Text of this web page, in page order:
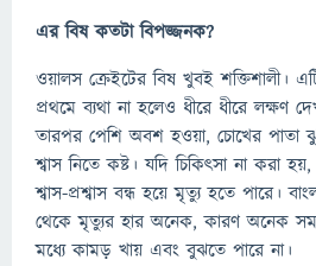
এর বিষ কতটা বিপজ্জনক?
ওয়ালস ক্রেইটের বিষ খুবই শক্তিশালী।
প্রথমে ব্যথা না হলেও ধীরে ধীরে লক্ষণ
তারপর পেশি অবশ হওয়া, চোখের পাতা
শ্বাস নিতে কষ্ট। যদি চিকিৎসা না করা
শ্বাস-প্রশ্বাস বন্ধ হয়ে মৃত্যু হতে পারে।
থেকে মৃত্যুর হার অনেক, কারণ অনেক
মধ্যে কামড় খায় এবং বুঝতে পারে না।